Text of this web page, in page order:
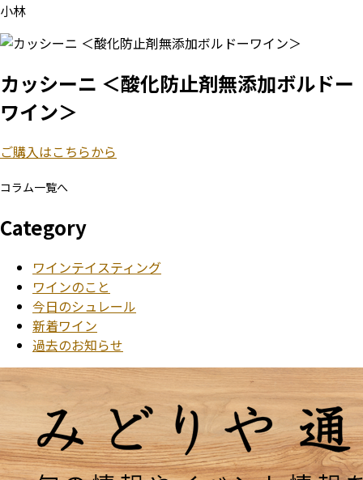
小林
カッシーニ ＜酸化防止剤無添加ボルドー
ワイン＞
ご購入はこちらから
コラム一覧へ
Category
ワインテイスティング
ワインのこと
今日のシュレール
新着ワイン
過去のお知らせ